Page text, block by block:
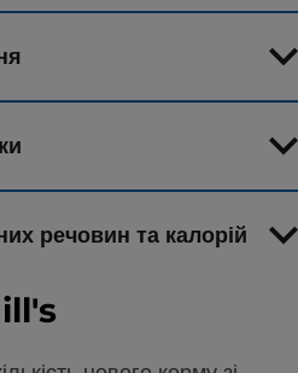
речовин та калорій